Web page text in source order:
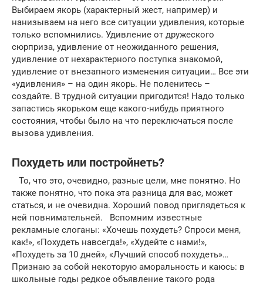
Выбираем якорь (характерный жест, например) и
нанизываем на него все ситуации удивления, которые
только вспомнились. Удивление от дружеского
сюрприза, удивление от неожиданного решения,
удивление от нехарактерного поступка знакомой,
удивление от внезапного изменения ситуации… Все эти
«удивления» – на один якорь. Не поленитесь –
создайте. В трудной ситуации пригодится! Надо только
запастись якорьком еще какого-нибудь приятного
состояния, чтобы было на что переключаться после
вызова удивления.
Похудеть или постройнеть?
То, что это, очевидно, разные цели, мне понятно. Но
также понятно, что пока эта разница для вас, может
статься, и не очевидна. Хороший повод приглядеться к
ней повнимательней. Вспомним известные
рекламные слоганы: «Хочешь похудеть? Спроси меня,
как!», «Похудеть навсегда!», «Худейте с нами!»,
«Похудеть за 10 дней», «Лучший способ похудеть»…
Признаю за собой некоторую аморальность и каюсь: в
школьные годы редкое объявление такого рода